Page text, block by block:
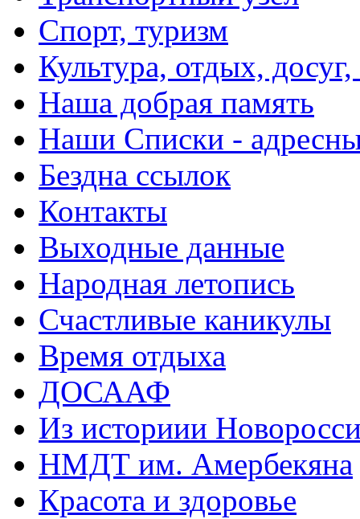
Спорт, туризм
Культура, отдых,
Наша добрая память
Наши Списки -
Бездна ссылок
Контакты
Выходные данные
Народная летопись
Счастливые каникулы
Время отдыха
ДОСААФ
Из историии
НМДТ им. Амербекяна
Красота и здоровье